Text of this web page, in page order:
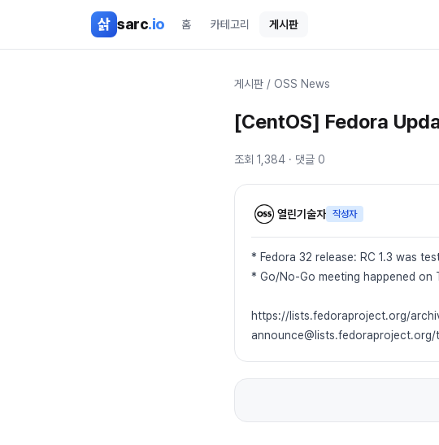
삵 sarc.io 홈 카테고리 게시판
게시판 / OSS News
[CentOS] Fedora
조회 1,384 · 댓글 0
열린기술자 작성자
* Fedora 32 release: RC 1.3 was
* Go/No-Go meeting happened on
https://lists.fedoraproject.org/
announce@lists.fedoraproject.org/